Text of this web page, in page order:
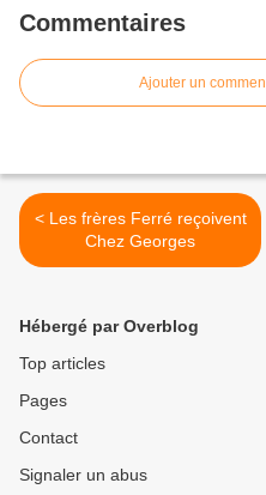
Commentaires
Ajouter un
< Les frères Ferré reçoivent
Chez Georges
Hébergé par Overblog
Top articles
Pages
Contact
Signaler un abus